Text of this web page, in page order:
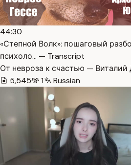
44:30
«Степной Волк»: пошаговый
психоло… — Transcript
От невроза к счастью — Виталий
5,545
1 Russian